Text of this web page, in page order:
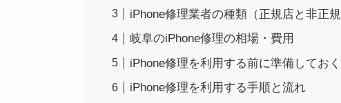
iPhone修理業者の種類（正規店と非正規
岐阜のiPhone修理の相場・費用
iPhone修理を利用する前に準備してお
iPhone修理を利用する手順と流れ